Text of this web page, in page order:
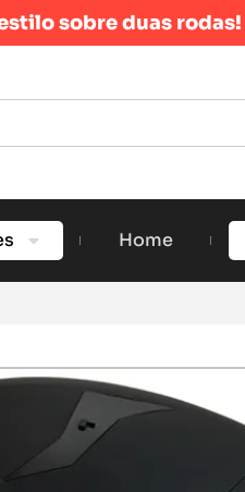
sobre duas rodas!
Home